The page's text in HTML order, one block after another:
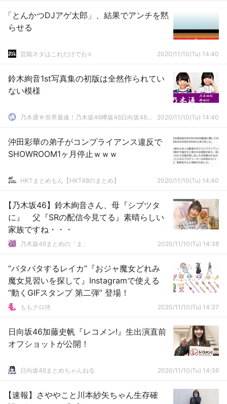
「とんかつDJアゲ太郎」、結果でアンチを黙
らせる
芸能ネタはこれだけでおｋ 2020/11/10(Tu) 14:40
鈴木絢音1st写真集の初版は全然作られてい
ない模様
乃木通☆世界最速！乃木坂46欅坂46日向坂46速報まとめ 2020/11/10(Tu) 14:40
沖田彩華の弟子がコンプライアンス違反で
SHOWROOM1ヶ月停止ｗｗｗ
HKTまとめもん【HKT48のまとめ】 2020/11/10(Tu) 14:40
【乃木坂46】鈴木絢音さん、母『シブツタ
に』 父『SRの配信今見てる』素晴らしい
家族ですね・・・
乃木坂46まとめの「ま」 2020/11/10(Tu) 14:38
“バタバタするレイカ”『おジャ魔女どれみ
魔女見習いを探して』Instagramで使える
“動くGIFスタンプ 第二弾” 登場！
ももクロ侍 2020/11/10(Tu) 14:37
日向坂46加藤史帆『レコメン!』生出演直前
オフショットが公開！
日向坂46まとめちゃんねる 2020/11/10(Tu) 14:36
【速報】さややこと川本紗矢ちゃん生存確